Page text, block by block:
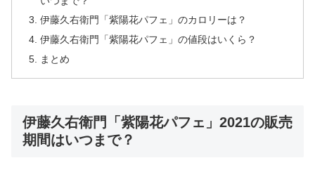
伊藤久右衛門「紫陽花パフェ」のカロリーは？
伊藤久右衛門「紫陽花パフェ」の値段はいくら？
まとめ
伊藤久右衛門「紫陽花パフェ」2021の販売
期間はいつまで？